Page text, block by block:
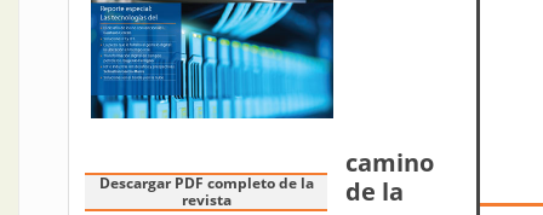
Descargar PDF completo de la
revista
camino
de la